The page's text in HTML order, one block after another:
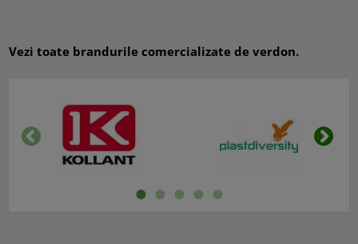
Vezi toate brandurile comercializate de verdon.
Inapoi